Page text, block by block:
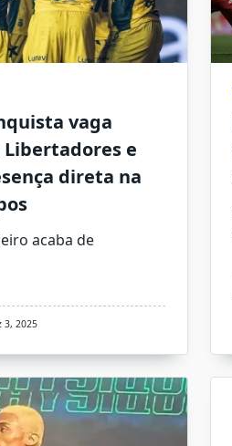
vaga
e
direta na
acaba de
3, 2025